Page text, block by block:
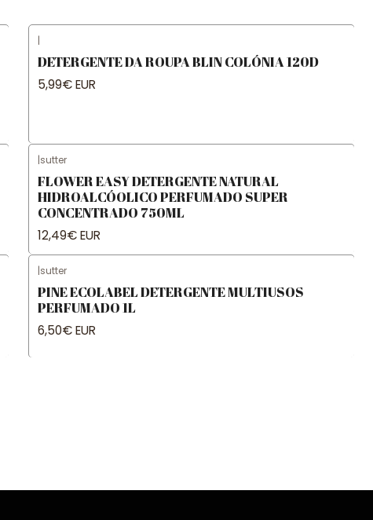
|
DETERGENTE DA ROUPA BLIN COLÓNIA 120D
5,99€ EUR
|sutter
FLOWER EASY DETERGENTE NATURAL
HIDROALCÓOLICO PERFUMADO SUPER
CONCENTRADO 750ML
12,49€ EUR
|sutter
PINE ECOLABEL DETERGENTE MULTIUSOS
PERFUMADO 1L
6,50€ EUR